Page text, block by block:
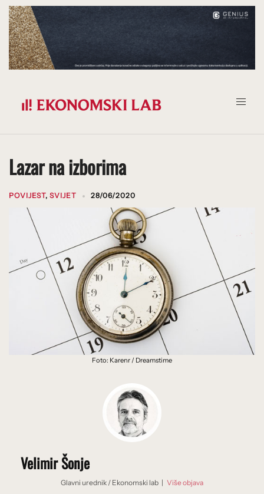
Prijeđi
na
sadržaj
Lazar na izborima
POVIJEST, SVIJET 28/06/2020
Foto: Karenr / Dreamstime
Velimir Šonje
Glavni urednik / Ekonomski lab | Više objava